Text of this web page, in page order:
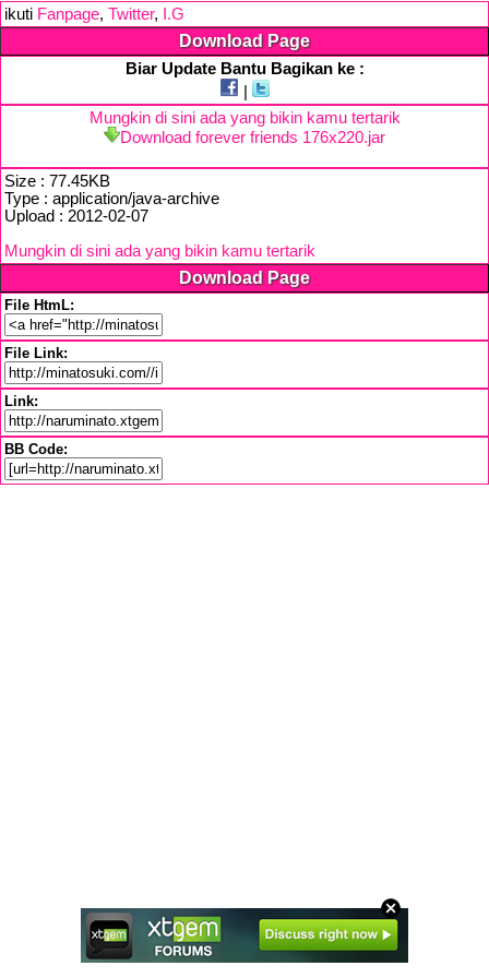
ikuti Fanpage, Twitter, I.G
Download Page
Biar Update Bantu Bagikan ke :
Mungkin di sini ada yang bikin kamu tertarik
Download forever friends 176x220.jar
Size : 77.45KB
Type : application/java-archive
Upload : 2012-02-07
Mungkin di sini ada yang bikin kamu tertarik
Download Page
File HtmL:
File Link:
Link:
BB Code: